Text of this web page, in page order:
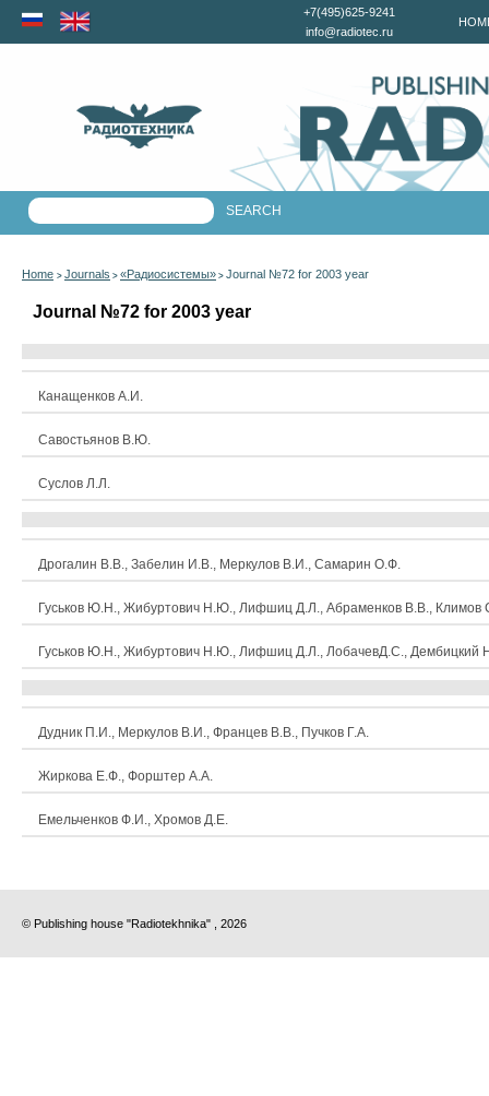
+7(495)625-9241
info@radiotec.ru
Home > Journals > «Радиосистемы» > Journal №72 for 2003 year
Journal №72 for 2003 year
Канащенков А.И.
Савостьянов В.Ю.
Суслов Л.Л.
Дрогалин В.В., Забелин И.В., Меркулов В.И., Самарин О.Ф.
Гуськов Ю.Н., Жибуртович Н.Ю., Лифшиц Д.Л., Абраменков В.В.,
Гуськов Ю.Н., Жибуртович Н.Ю., Лифшиц Д.Л., ЛобачевД.С., Дембицкий
Дудник П.И., Меркулов В.И., Францев В.В., Пучков Г.А.
Жиркова Е.Ф., Форштер А.А.
Емельченков Ф.И., Хромов Д.Е.
© Publishing house "Radiotekhnika" , 2026